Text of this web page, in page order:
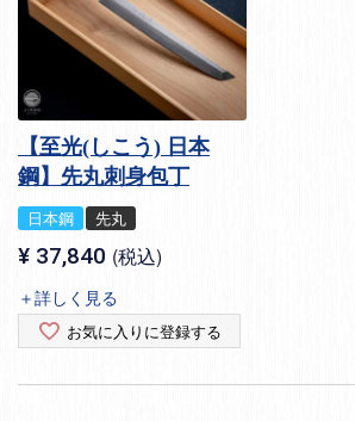
【至光(しこう) 日本
鋼】先丸刺身包丁
日本鋼 先丸
¥ 37,840 税込
＋詳しく見る
お気に入りに登録する